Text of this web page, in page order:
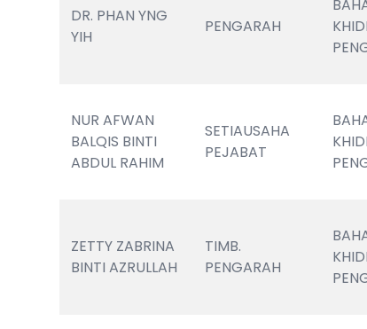
DR. PHAN YNG
YIH
PENGARAH
NUR AFWAN
BALQIS BINTI
ABDUL RAHIM
SETIAUSAHA
PEJABAT
ZETTY ZABRINA
BINTI AZRULLAH
TIMB.
PENGARAH